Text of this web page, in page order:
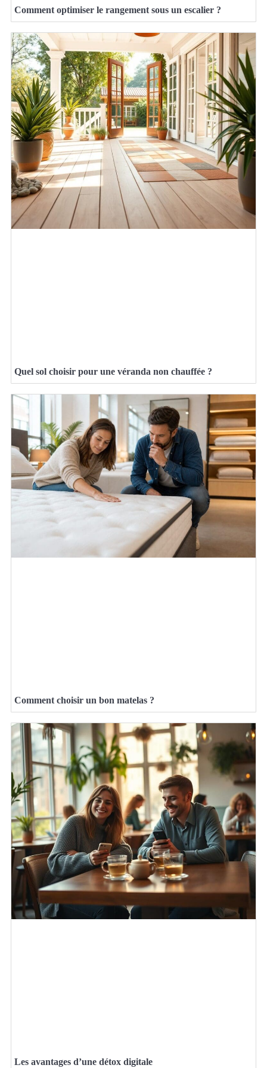
Comment optimiser le rangement sous un escalier ?
Quel sol choisir pour une véranda non chauffée ?
Comment choisir un bon matelas ?
Les avantages d’une détox digitale